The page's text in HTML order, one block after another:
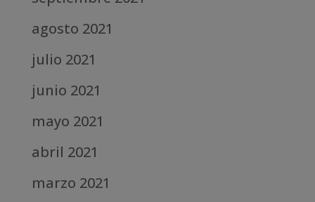
agosto 2021
julio 2021
junio 2021
mayo 2021
abril 2021
marzo 2021